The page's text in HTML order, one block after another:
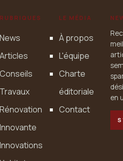
RUBRIQUES
News
Articles
Conseils
Travaux
Rénovation
Innovante
Innovations
LE MÉDIA
À propos
L'équipe
Charte
éditoriale
Contact
en